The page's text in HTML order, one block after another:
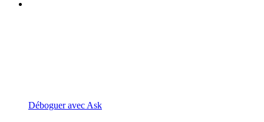
Déboguer avec Ask